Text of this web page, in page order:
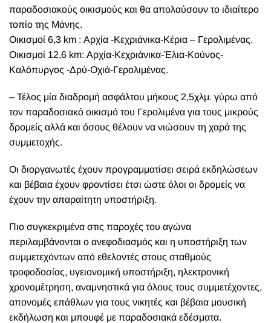
παραδοσιακούς οικισμούς και θα απολαύσουν το ιδιαίτερο
τοπίο της Μάνης.
Οικισμοί 6,3 km : Αρχία -Κεχριάνικα-Κέρια – Γερολιμένας.
Οικισμοί 12,6 km: Αρχία-Κεχριάνικα-Έλια-Κούνος-
Καλόπυργος -Δρύ-Οχιά-Γερολιμένας.
– Τέλος μία διαδρομή ασφάλτου μήκους 2,5χλμ. γύρω από
τον παραδοσιακό οικισμό του Γερολιμένα για τους μικρούς
δρομείς αλλά και όσους θέλουν να νιώσουν τη χαρά της
συμμετοχής.
Οι διοργανωτές έχουν προγραμματίσει σειρά εκδηλώσεων
και βέβαια έχουν φροντίσει έτσι ώστε όλοι οι δρομείς να
έχουν την απαραίτητη υποστήριξη.
Πιο συγκεκριμένα στις παροχές του αγώνα
περιλαμβάνονται ο ανεφοδιασμός και η υποστήριξη των
συμμετεχόντων από εθελοντές στους σταθμούς
τροφοδοσίας, υγειονομική υποστήριξη, ηλεκτρονική
χρονομέτρηση, αναμνηστικά για όλους τους συμμετέχοντες,
απονομές επάθλων για τους νικητές και βέβαια μουσική
εκδήλωση και μπουφέ με παραδοσιακά εδέσματα.